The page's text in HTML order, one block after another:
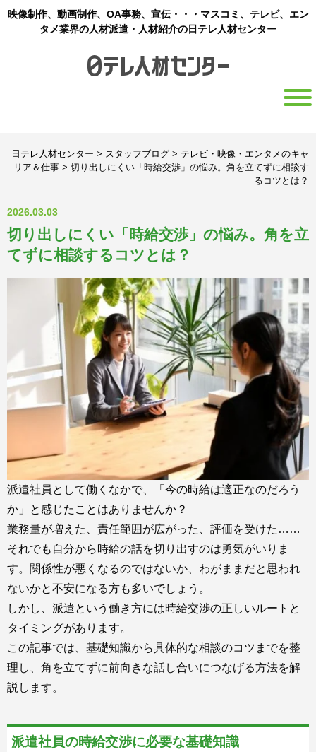
映像制作、動画制作、OA事務、宣伝・・・マスコミ、テレビ、エン
タメ業界の人材派遣・人材紹介の日テレ人材センター
日テレ人材センター > スタッフブログ > テレビ・映像・エンタメのキャ
リア＆仕事 > 切り出しにくい「時給交渉」の悩み。角を立てずに相談す
るコツとは？
2026.03.03
切り出しにくい「時給交渉」の悩み。角を立
てずに相談するコツとは？
派遣社員として働くなかで、「今の時給は適正なのだろう
か」と感じたことはありませんか？
業務量が増えた、責任範囲が広がった、評価を受けた……
それでも自分から時給の話を切り出すのは勇気がいりま
す。関係性が悪くなるのではないか、わがままだと思われ
ないかと不安になる方も多いでしょう。
しかし、派遣という働き方には時給交渉の正しいルートと
タイミングがあります。
この記事では、基礎知識から具体的な相談のコツまでを整
理し、角を立てずに前向きな話し合いにつなげる方法を解
説します。
派遣社員の時給交渉に必要な基礎知識